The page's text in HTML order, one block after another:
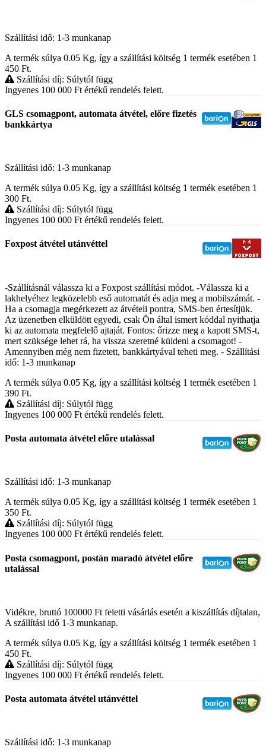
Szállítási idő: 1-3 munkanap
A termék súlya 0.05 Kg, így a szállítási költség 1 termék esetében 1
450 Ft.
Szállítási díj: Súlytól függ
Ingyenes 100 000 Ft értékű rendelés felett.
GLS csomagpont, automata átvétel, előre fizetés
bankkártya
Szállítási idő: 1-3 munkanap
A termék súlya 0.05 Kg, így a szállítási költség 1 termék esetében 1
300 Ft.
Szállítási díj: Súlytól függ
Ingyenes 100 000 Ft értékű rendelés felett.
Foxpost átvétel utánvéttel
-Szállításnál válassza ki a Foxpost szállítási módot. -Válassza ki a
lakhelyéhez legközelebb eső automatát és adja meg a mobilszámát. -
Ha a csomagja megérkezett az átvételi pontra, SMS-ben értesítjük.
Az üzenetben elküldött egyedi, csak Ön által ismert kóddal nyithatja
ki az automata megfelelő ajtaját. Fontos: őrizze meg a kapott SMS-t,
mert szüksége lehet rá, ha vissza szeretné küldeni a csomagot! -
Amennyiben még nem fizetett, bankkártyával teheti meg. - Szállítási
idő: 1-3 munkanap
A termék súlya 0.05 Kg, így a szállítási költség 1 termék esetében 1
390 Ft.
Szállítási díj: Súlytól függ
Ingyenes 100 000 Ft értékű rendelés felett.
Posta automata átvétel előre utalással
Szállítási idő: 1-3 munkanap
A termék súlya 0.05 Kg, így a szállítási költség 1 termék esetében 1
350 Ft.
Szállítási díj: Súlytól függ
Ingyenes 100 000 Ft értékű rendelés felett.
Posta csomagpont, postán maradó átvétel előre
utalással
Vidékre, bruttó 100000 Ft feletti vásárlás esetén a kiszállítás díjtalan,
A szállítási idő 1-3 munkanap.
A termék súlya 0.05 Kg, így a szállítási költség 1 termék esetében 1
450 Ft.
Szállítási díj: Súlytól függ
Ingyenes 100 000 Ft értékű rendelés felett.
Posta automata átvétel utánvéttel
Szállítási idő: 1-3 munkanap